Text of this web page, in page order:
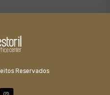
Reservados